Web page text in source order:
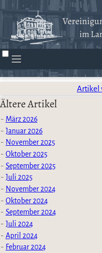
im
Artikel
Ältere Artikel
März 2026
Januar 2026
November 2025
Oktober 2025
September 2025
Juli 2025
November 2024
Oktober 2024
September 2024
Juli 2024
April 2024
Februar 2024